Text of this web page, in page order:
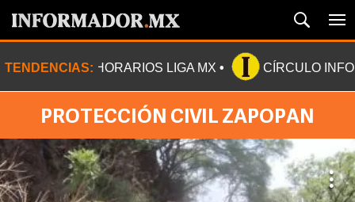
TENDENCIAS: HORARIOS LIGA MX CÍRCULO
PROTECCIÓN CIVIL ZAPOPAN